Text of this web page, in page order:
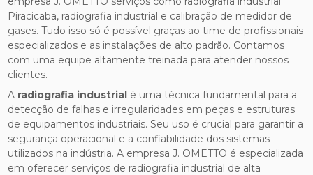
Piracicaba, radiografia industrial e calibração de medidor de
gases. Tudo isso só é possível graças ao time de profissionais
especializados e as instalações de alto padrão. Contamos
com uma equipe altamente treinada para atender nossos
clientes.
A radiografia industrial é uma técnica fundamental para a
detecção de falhas e irregularidades em peças e estruturas
de equipamentos industriais. Seu uso é crucial para garantir a
segurança operacional e a confiabilidade dos sistemas
utilizados na indústria. A empresa J. OMETTO é especializada
em oferecer serviços de radiografia industrial de alta